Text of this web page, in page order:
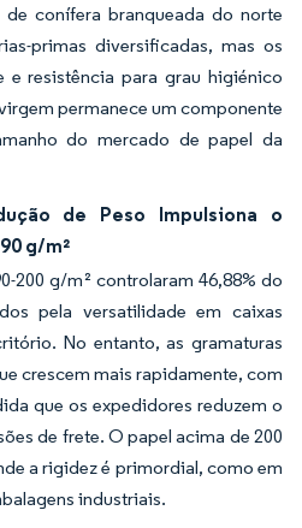
conífera branqueada do norte
primas diversificadas, mas os
e resistência para grau higiénico
permanece um componente
do mercado de papel da
de Peso Impulsiona o
g/m²
200 g/m² controlaram 46,88% do
pela versatilidade em caixas
No entanto, as gramaturas
crescem mais rapidamente, com
que os expedidores reduzem o
de frete. O papel acima de 200
a rigidez é primordial, como em
industriais.